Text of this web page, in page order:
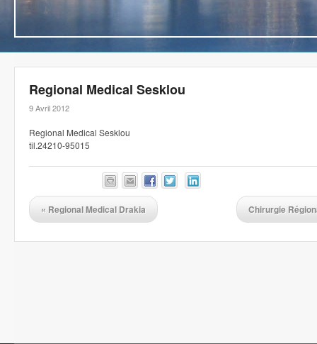
Regional Medical Sesklou
9 Avril 2012
Regional Medical Sesklou
til.24210-95015
« Regional Medical Drakia Chirurgie